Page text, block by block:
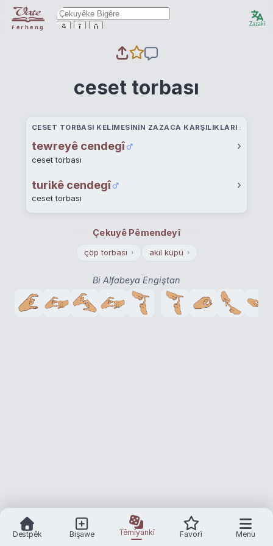
Ferheng ê î û Zazakî
ceset torbası
CESET TORBASI KELIMESININ ZAZACA KARŞILIKLARI
tewreyê cendegî ›
ceset torbası
turikê cendegî ›
ceset torbası
Çekuyê Pêmendeyî
çöp torbası › akıl küpü ›
Bi Alfabeya Engiştan
Destpêk Bişawe Têmîyankî Favorî Menu